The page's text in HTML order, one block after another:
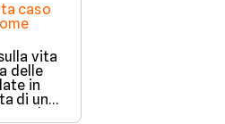
caso
vita
delle
in
di una
molto